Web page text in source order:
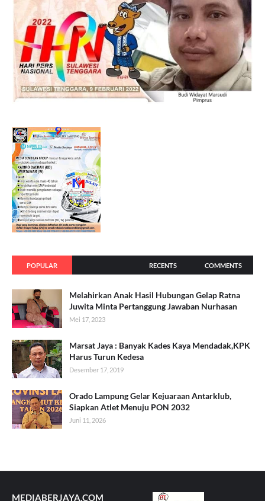
POPULAR RECENTS COMMENTS
Melahirkan Anak Hasil Hubungan Gelap Ratna
Juwita Minta Pertanggung Jawaban Nurhasan
Mei 17, 2023
Marsat Jaya : Banyak Kades Kaya Mendadak,KPK
Harus Turun Kedesa
Desember 17, 2019
Orado Lampung Gelar Kejuaraan Antarklub,
Siapkan Atlet Menuju PON 2032
Juni 11, 2026
MEDIABERJAYA.COM